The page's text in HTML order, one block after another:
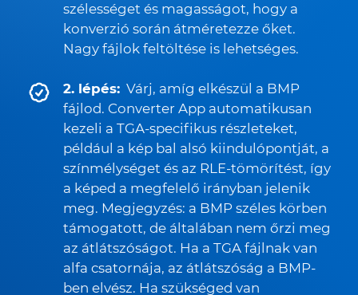
szélességet és magasságot, hogy a
konverzió során átméretezze őket.
Nagy fájlok feltöltése is lehetséges.
2. lépés: Várj, amíg elkészül a BMP
fájlod. Converter App automatikusan
kezeli a TGA-specifikus részleteket,
például a kép bal alsó kiindulópontját, a
színmélységet és az RLE-tömörítést, így
a képed a megfelelő irányban jelenik
meg. Megjegyzés: a BMP széles körben
támogatott, de általában nem őrzi meg
az átlátszóságot. Ha a TGA fájlnak van
alfa csatornája, az átlátszóság a BMP-
ben elvész. Ha szükséged van